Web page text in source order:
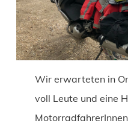
Wir erwarteten in
voll Leute und eine